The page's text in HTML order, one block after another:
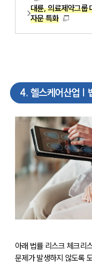
대륜, 의료제약그룹
자문 특화
4. 헬스케어산업 |
아래 법률 리스크 체크리
문제가 발생하지 않도록